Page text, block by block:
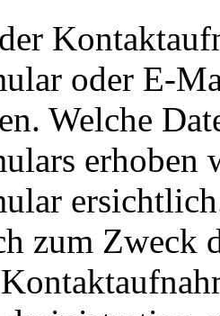
oder E-
Welche
erhoben
zum Zweck